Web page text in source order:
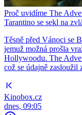
Proč uvidíme The
Tarantino se sekl na
Těsně před Vánoci se
jemuž možná prošla
Hollywoodu. The
což se údajně zasloužil
Kinobox.cz
dnes, 09:05